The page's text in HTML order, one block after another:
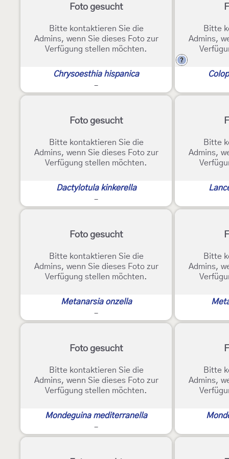
Foto gesucht
Bitte kontaktieren Sie die
Admins, wenn Sie dieses Foto zur
Verfügung stellen möchten.
Chrysoesthia hispanica
-
Bitte
Admins,
?
Foto gesucht
Bitte kontaktieren Sie die
Admins, wenn Sie dieses Foto zur
Verfügung stellen möchten.
Dactylotula kinkerella
-
Bitte
Admins,
Foto gesucht
Bitte kontaktieren Sie die
Admins, wenn Sie dieses Foto zur
Verfügung stellen möchten.
Metanarsia onzella
-
Bitte
Admins,
Foto gesucht
Bitte kontaktieren Sie die
Admins, wenn Sie dieses Foto zur
Verfügung stellen möchten.
Mondeguina mediterranella
-
Bitte
Admins,